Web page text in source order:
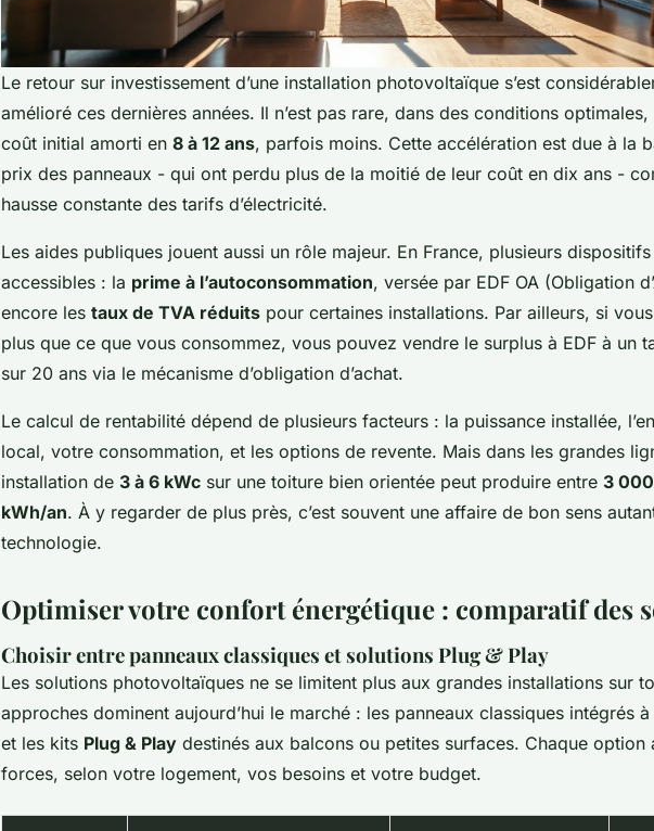
Le retour sur investissement d’une installation photovoltaïque s’est
amélioré ces dernières années. Il n’est pas rare, dans des conditions
coût initial amorti en 8 à 12 ans, parfois moins. Cette accélération est due à la
prix des panneaux - qui ont perdu plus de la moitié de leur coût en dix ans -
hausse constante des tarifs d’électricité.
Les aides publiques jouent aussi un rôle majeur. En France, plusieurs
accessibles : la prime à l’autoconsommation, versée par EDF OA (Obligation
encore les taux de TVA réduits pour certaines installations. Par ailleurs, si
plus que ce que vous consommez, vous pouvez vendre le surplus à EDF à un
sur 20 ans via le mécanisme d’obligation d’achat.
Le calcul de rentabilité dépend de plusieurs facteurs : la puissance installée,
local, votre consommation, et les options de revente. Mais dans les grandes
installation de 3 à 6 kWc sur une toiture bien orientée peut produire entre 3
kWh/an. À y regarder de plus près, c’est souvent une affaire de bon sens
technologie.
Optimiser votre confort énergétique : comparatif des
Choisir entre panneaux classiques et solutions Plug & Play
Les solutions photovoltaïques ne se limitent plus aux grandes installations sur
approches dominent aujourd’hui le marché : les panneaux classiques intégrés
et les kits Plug & Play destinés aux balcons ou petites surfaces. Chaque option
forces, selon votre logement, vos besoins et votre budget.